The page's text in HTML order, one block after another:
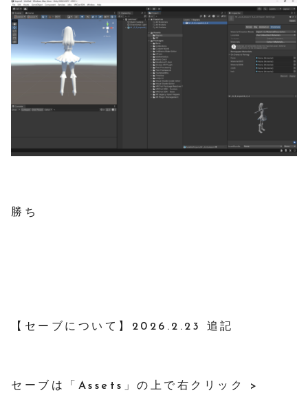
勝ち
【セーブについて】2026.2.23 追記
セーブは「Assets」の上で右クリック >